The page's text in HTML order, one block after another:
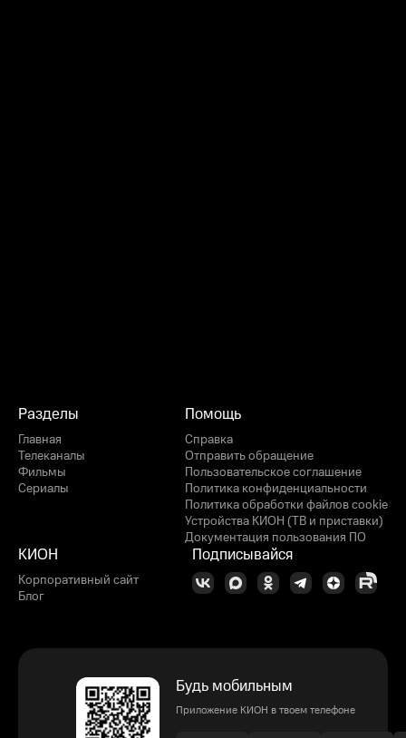
Разделы
Главная
Телеканалы
Фильмы
Сериалы
Помощь
Справка
Отправить обращение
Пользовательское соглашение
Политика конфиденциальности
Политика обработки файлов cookie
Устройства КИОН (ТВ и приставки)
Документация пользования ПО
КИОН
Корпоративный сайт
Блог
Подписывайся
Будь мобильным
Приложение КИОН в твоем телефоне